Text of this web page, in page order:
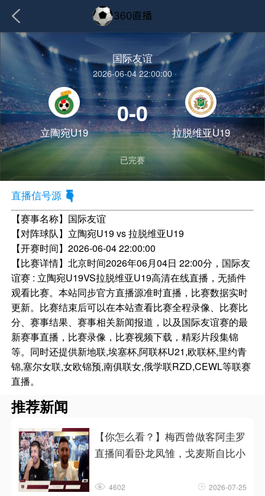
国际友谊
2026-06-04 22:00:00
立陶宛U19
0-0
拉脱维亚U19
已完赛
直播信号源
【赛事名称】 国际友谊
【对阵球队】 立陶宛U19 vs 拉脱维亚U19
【开赛时间】2026-06-04 22:00:00
【比赛详情】北京时间2026年06月04日 22:00分，国际友
谊赛 : 立陶宛U19VS拉脱维亚U19高清在线直播，无插件
观看比赛。本站同步官方直播源准时直播，比赛数据实时
更新。比赛结束后可以在本站查看比赛全程录像、比赛比
分、赛事结果、赛事相关新闻报道，以及国际友谊赛的最
新赛事直播，比赛录像，比赛视频下载，精彩片段集锦
等。同时还提供新地联,埃塞杯,阿联杯U21,欧联杯,里约青
锦,塞尔女联,女欧锦预,南俱联女,俄学联RZD,CEWL等联赛
直播。
推荐新闻
【你怎么看？】梅西曾做客阿圭罗
直播间看卧龙凤雏，戈麦斯自比小
4602 2026-07-25